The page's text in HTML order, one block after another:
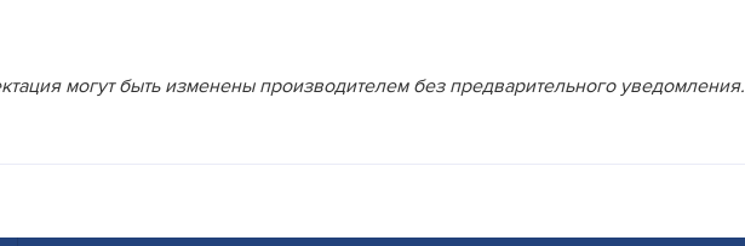
могут быть изменены производителем без предварительного уведомления.